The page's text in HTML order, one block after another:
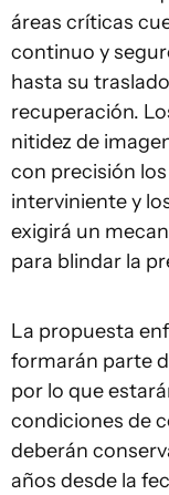
áreas críticas
continuo y
hasta su
recuperación.
nitidez de
con precisión
interviniente y
exigirá un
para blindar la
La propuesta
formarán parte
por lo que
condiciones de
deberán
años desde la